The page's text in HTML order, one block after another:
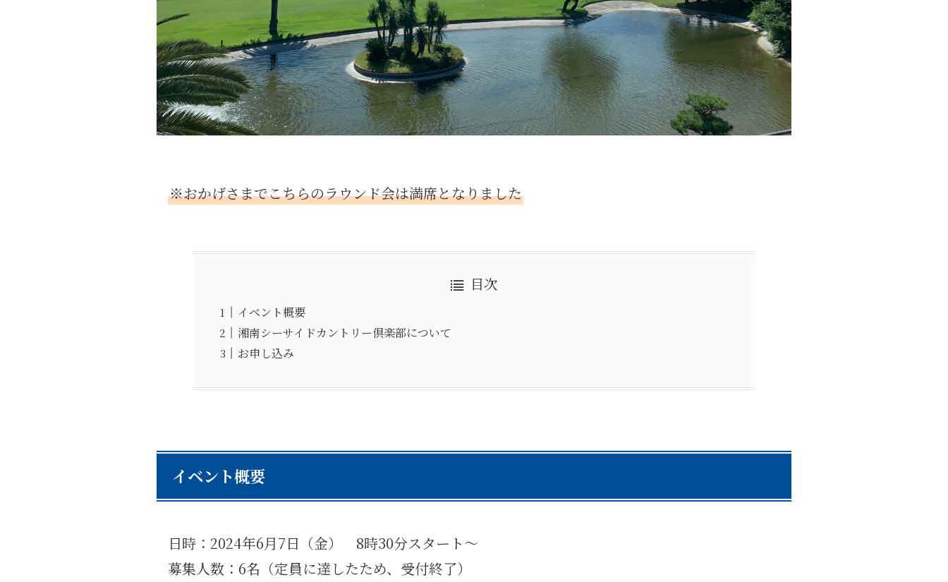
※おかげさまでこちらのラウンド会は満席となりました
目次
イベント概要
湘南シーサイドカントリー倶楽部について
お申し込み
イベント概要
日時：2024年6月7日（金） 8時30分スタート～
募集人数：6名（定員に達したため、受付終了）